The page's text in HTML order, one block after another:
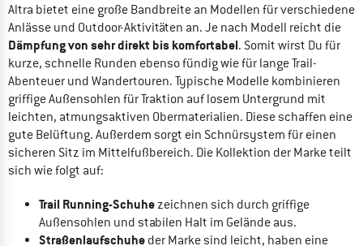
Altra bietet eine große Bandbreite an Modellen für verschiedene
Anlässe und Outdoor-Aktivitäten an. Je nach Modell reicht die
Dämpfung von sehr direkt bis komfortabel. Somit wirst Du für
kurze, schnelle Runden ebenso fündig wie für lange Trail-
Abenteuer und Wandertouren. Typische Modelle kombinieren
griffige Außensohlen für Traktion auf losem Untergrund mit
leichten, atmungsaktiven Obermaterialien. Diese schaffen eine
gute Belüftung. Außerdem sorgt ein Schnürsystem für einen
sicheren Sitz im Mittelfußbereich. Die Kollektion der Marke teilt
sich wie folgt auf:
Trail Running-Schuhezeichnen sich durch griffige
Außensohlen und stabilen Halt im Gelände aus.
Straßenlaufschuheder Marke sind leicht, haben eine